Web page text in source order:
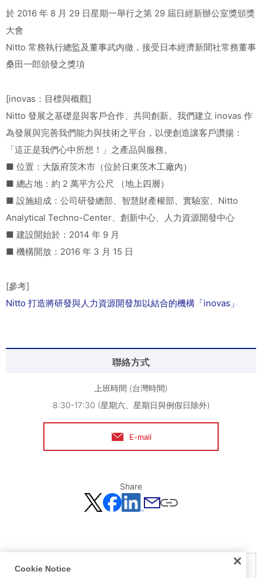
於 2016 年 8 月 29 日星期一舉行之第 29 屆日經新辦公室獎頒獎
大會
Nitto 常務執行總監及董事武内徹，接受日本經濟新聞社常務董事
桑田一郎頒發之獎項
[inovas：目標與概觀]
Nitto 發展之基礎是與客戶合作、共同創新。我們建立 inovas 作
為發展與完善我們能力與技術之平台，以便創造讓客戶讚揚：
「這正是我們心中所想！」之產品與服務。
■ 位置：大阪府茨木市（位於日東茨木工廠內）
■ 總占地：約 2 萬平方公尺 （地上四層）
■ 設施組成：公司研發總部、智慧財產權部、實驗室、Nitto
Analytical Techno-Center、創新中心、人力資源開發中心
■ 建設開始於：2014 年 9 月
■ 機構開放：2016 年 3 月 15 日
[參考]
Nitto 打造將研發與人力資源開發加以結合的機構「inovas」
聯絡方式
上班時間 (台灣時間)
8:30-17:30 (星期六、星期日與例假日除外)
E-mail
Share
Notice
Cookie Notice